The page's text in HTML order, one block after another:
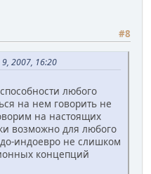
#8
2007, 16:20
любого
на нем говорить не
на настоящих
возможно для любого
индоевро не слишком
концепций